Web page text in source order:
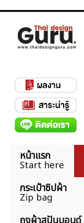
หน้าแรก
Start here
กระเป๋าซิปผ้า
Zip bag